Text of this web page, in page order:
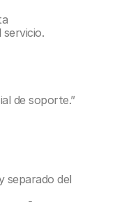
de soporte.”
separado del